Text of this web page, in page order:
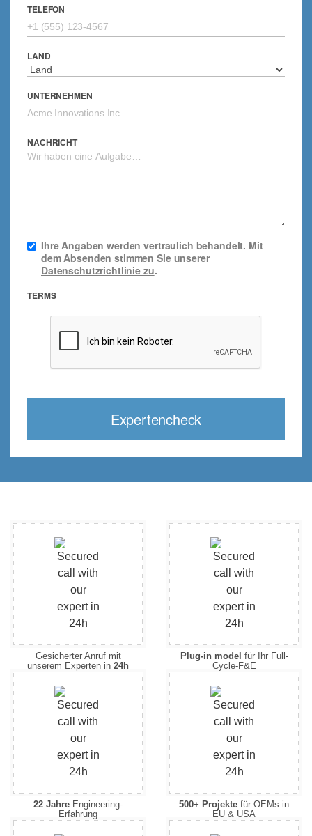
TELEFON
LAND
UNTERNEHMEN
NACHRICHT
Ihre Angaben werden vertraulich behandelt. Mit
dem Absenden stimmen Sie unserer
Datenschutzrichtlinie zu.
TERMS
Expertencheck
Gesicherter Anruf mit
unserem Experten in 24h
Plug-in model für Ihr Full-
Cycle-F&E
22 Jahre Engineering-
Erfahrung
500+ Projekte für OEMs in
EU & USA